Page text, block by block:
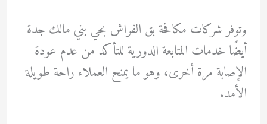
وتوفر شركات مكافحة بق الفراش بحي بني مالك جدة
أيضًا خدمات المتابعة الدورية للتأكد من عدم عودة
الإصابة مرة أخرى، وهو ما يمنح العملاء راحة طويلة
الأمد.